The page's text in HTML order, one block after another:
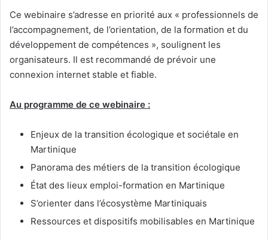
Ce webinaire s’adresse en priorité aux « professionnels de
l’accompagnement, de l’orientation, de la formation et du
développement de compétences », soulignent les
organisateurs. Il est recommandé de prévoir une
connexion internet stable et fiable.
Au programme de ce webinaire :
Enjeux de la transition écologique et sociétale en
Martinique
Panorama des métiers de la transition écologique
État des lieux emploi-formation en Martinique
S’orienter dans l’écosystème Martiniquais
Ressources et dispositifs mobilisables en Martinique